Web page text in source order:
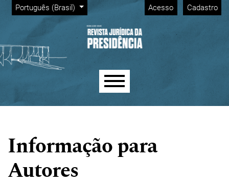
Ir para o menu de navegação principal
Ir para o conteúdo principal
Ir para o rodapé
Alterar o idioma. O idioma atual é:
Português (Brasil)
Menu Admin Acesso Cadastro
Menu principal
Informação para
Autores